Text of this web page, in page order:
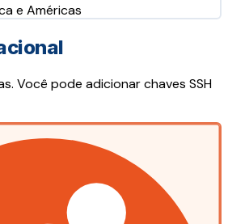
e Américas
Você pode adicionar chaves SSH